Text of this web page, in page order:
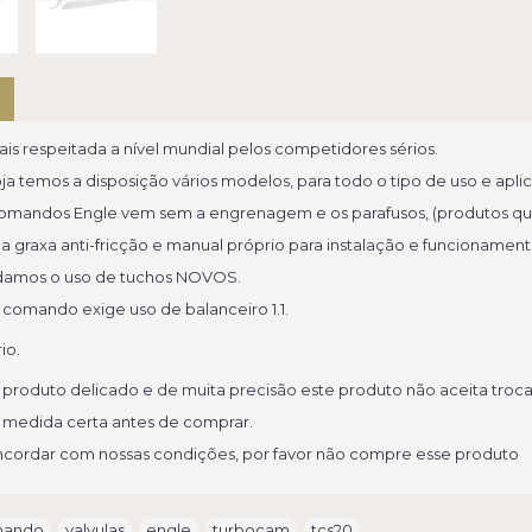
respeitada a nível mundial pelos competidores sérios.
temos a disposição vários modelos, para todo o tipo de uso e
Engle vem sem a engrenagem e os parafusos, (produtos
graxa anti-fricção e manual próprio para instalação e
o uso de tuchos NOVOS.
comando exige uso de balanceiro 1.1.
produto delicado e de muita precisão este produto não aceita
certa antes de comprar.
com nossas condições, por favor não compre esse produto